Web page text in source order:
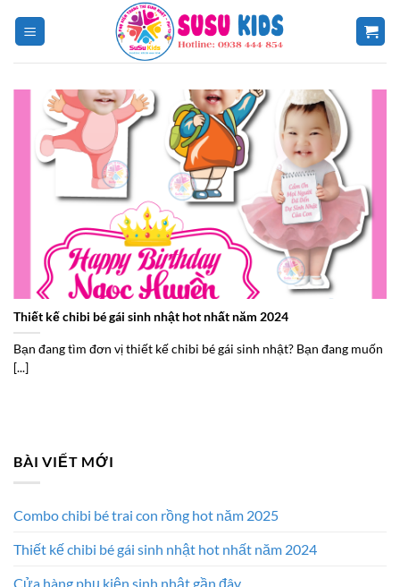
Thiết kế chibi bé gái sinh nhật hot nhất năm 2024
Bạn đang tìm đơn vị thiết kế chibi bé gái sinh nhật? Bạn đang muốn
[...]
BÀI VIẾT MỚI
Combo chibi bé trai con rồng hot năm 2025
Thiết kế chibi bé gái sinh nhật hot nhất năm 2024
Cửa hàng phụ kiện sinh nhật gần đây